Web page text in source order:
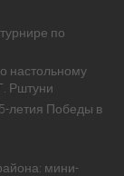
по
настольному
Рштуни
летия Победы в
мини-